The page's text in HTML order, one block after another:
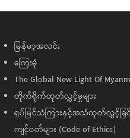
မြန်မာ့အလင်း
ကြေးမုံ
The Global New Light Of
တိုက်ရိုက်ထုတ်လွှင့်မှုများ
ရုပ်မြင်သံကြားနှင့်အသံထုတ်လွှင့်ခ
ကျင့်ဝတ်များ (Code of Ethics)